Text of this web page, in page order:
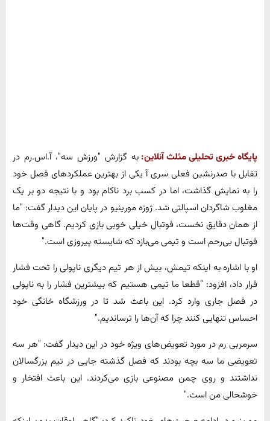
پایگاه خبری تحلیلی مثلث آنلاین: به گزارش "ورزش سه"، آ.اس.رم در
تقابل با صدرنشین فعلی سری آ یکی از بهترین عملکردهای فصل خود
را به نمایش گذاشت، اما در کسب برد ناکام بود و با نتیجه دو بر یک
مغلوب شاگردان اسپالتی شد. ژوزه مورینیو در پایان این دیدار گفت: "ما
از همان دقایق نخست، فوتبال خیلی خوبی بازی کردیم. گاهی وقت‌ها
فوتبال بی‌رحم است و تیمی می‌بازد که شایسته پیروزی است."
او با اشاره به اینکه تیمش، بیش از هر تیم دیگری ناپولی را تحت فشار
قرار داد، افزود: "قطعا ما تیمی هستیم که بیشترین فشار را به ناپولی
در فصل جاری وارد کرد. این باعث شد تا در ورزشگاه خانگی خود
احساس تنهایی کنند چرا که آن‌ها را ترساندیم."
سرمربی رم در مورد تعویض‌های ویژه خود در این دیدار گفت: "هر سه
تعویضی ما سه بچه بودند که فصل گذشته جایی در تیم بزرگسالان
نداشتند و روی چمن مصنوعی بازی می‌کردند. این باعث افتخار و
خوشحالی من است."